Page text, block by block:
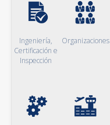
Ingeniería,
Certificación e
Inspección
Organizaciones